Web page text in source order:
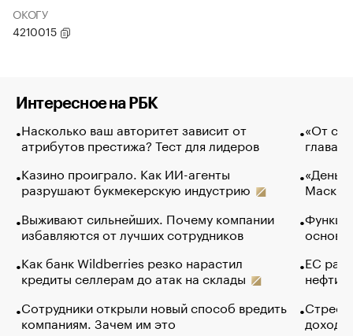
ОКОГУ
4210015
Интересное на РБК
Насколько ваш авторитет зависит от
атрибутов престижа? Тест для лидеров
Казино проиграло. Как ИИ-агенты
разрушают букмекерскую индустрию
Выживают сильнейших. Почему компании
избавляются от лучших сотрудников
Как банк Wildberries резко нарастил
кредиты селлерам до атак на склады
Сотрудники открыли новый способ вредить
компаниям. Зачем им это
«От
глава
Маск в
основ
ЕС
нефти